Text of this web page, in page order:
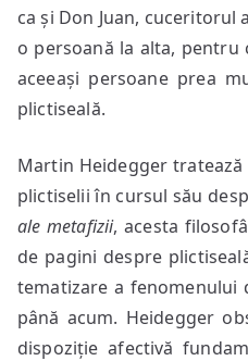
ca și Don Juan, cuceritorul
o persoană la alta,
aceeași persoane prea
plictiseală.
Martin Heidegger
plictiselii în cursul său
ale metafizii, acesta
de pagini despre
tematizare a fenomenului
până acum. Heidegger
dispoziție afectivă